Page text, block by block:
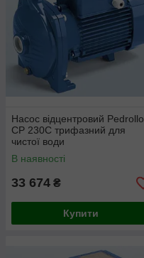
Насос відцентровий Pedrollo
CP 230C трифазний для
чистої води
В наявності
33 674 ₴
Купити